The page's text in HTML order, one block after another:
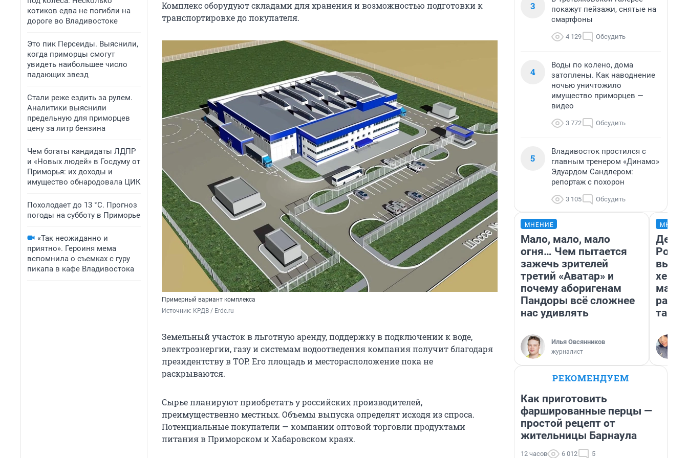
котиков едва не погибли на
дороге во Владивостоке
Это пик Персеиды. Выяснили,
когда приморцы смогут
увидеть наибольшее число
падающих звезд
Стали реже ездить за рулем.
Аналитики выяснили
предельную для приморцев
цену за литр бензина
Чем богаты кандидаты ЛДПР
и «Новых людей» в Госдуму от
Приморья: их доходы и
имущество обнародовала ЦИК
Похолодает до 13 °C. Прогноз
погоды на субботу в Приморье
«Так неожиданно и
приятно». Героиня мема
вспомнила о съемках с гуру
пикапа в кафе Владивостока
Комплекс оборудуют складами для хранения и возможностью подготовки к
транспортировке до покупателя.
Примерный вариант комплекса
Источник: КРДВ / Erdc.ru
Земельный участок в льготную аренду, поддержку в подключении к воде,
электроэнергии, газу и системам водоотведения компания получит благодаря
президентству в ТОР. Его площадь и месторасположение пока не
раскрываются.
Сырье планируют приобретать у российских производителей,
преимущественно местных. Объемы выпуска определят исходя из спроса.
Потенциальные покупатели — компании оптовой торговли продуктами
питания в Приморском и Хабаровском краях.
3
покажут пейзажи, снятые на
смартфоны
4 129 Обсудить
4
Воды по колено, дома
затоплены. Как наводнение
ночью уничтожило
имущество приморцев —
видео
3 772 Обсудить
5
Владивосток простился с
главным тренером «Динамо»
Эдуардом Сандлером:
репортаж с похорон
3 105 Обсудить
МНЕНИЕ
Мало, мало, мало
огня… Чем пытается
зажечь зрителей
третий «Аватар» и
почему аборигенам
Пандоры всё сложнее
нас удивлять
Илья Овсянников
журналист
Дело
так
РЕКОМЕНДУЕМ
Как приготовить
фаршированные перцы —
простой рецепт от
жительницы Барнаула
12 часов 6 012 5